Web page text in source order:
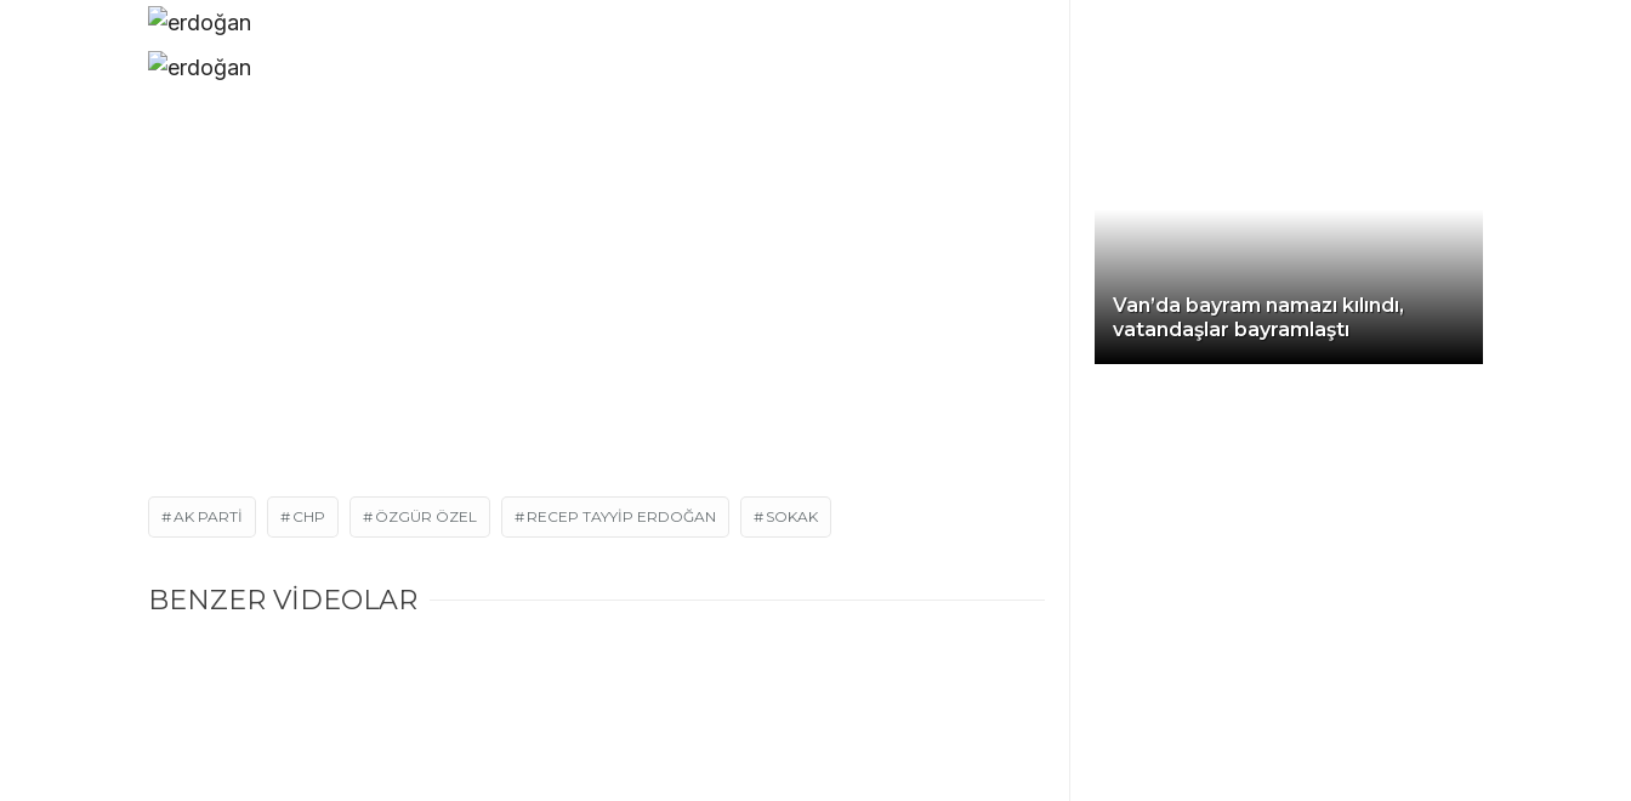
AK PARTI CHP ÖZGÜR ÖZEL RECEP TAYYIP ERDOĞAN SOKAK
BENZER VİDEOLAR
Van’da bayram namazı kılındı,
vatandaşlar bayramlaştı